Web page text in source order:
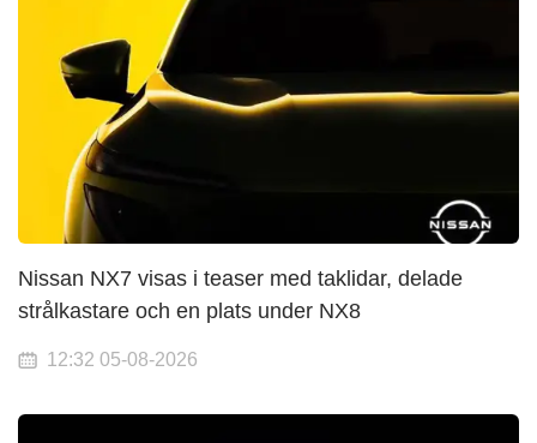
Nissan NX7 visas i teaser med taklidar, delade
strålkastare och en plats under NX8
12:32 05-08-2026